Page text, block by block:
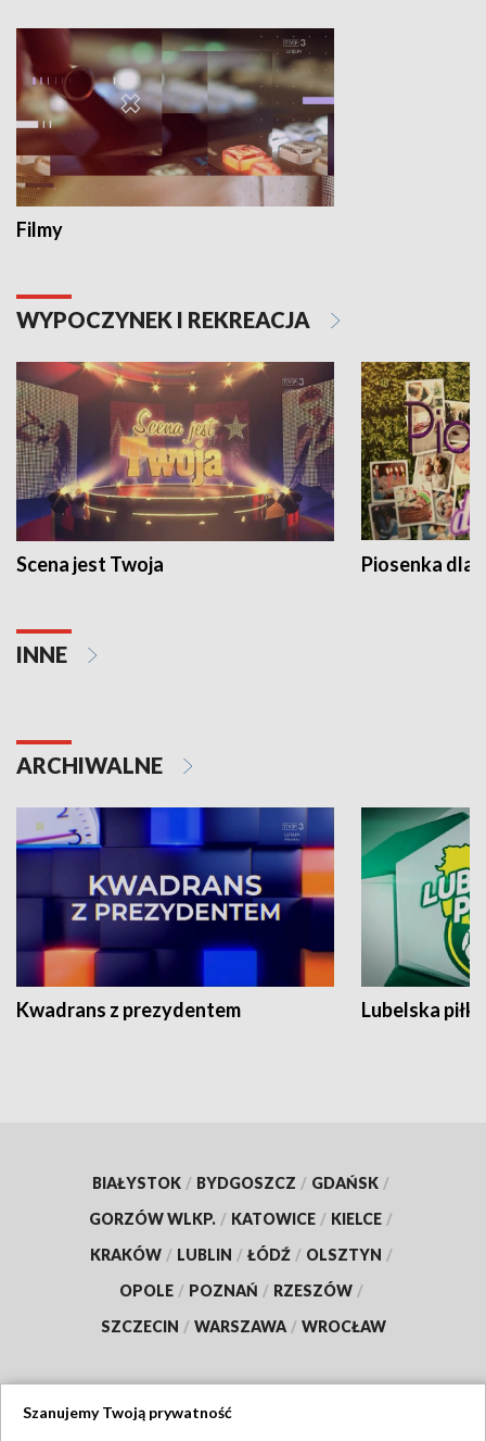
Filmy
WYPOCZYNEK I REKREACJA
Scena jest Twoja Piosenka dla
INNE
ARCHIWALNE
Kwadrans z prezydentem Lubelska piłka
BIAŁYSTOK / BYDGOSZCZ / GDAŃSK /
GORZÓW WLKP. / KATOWICE / KIELCE /
KRAKÓW / LUBLIN / ŁÓDŹ / OLSZTYN /
OPOLE / POZNAŃ / RZESZÓW /
SZCZECIN / WARSZAWA / WROCŁAW
Szanujemy Twoją prywatność